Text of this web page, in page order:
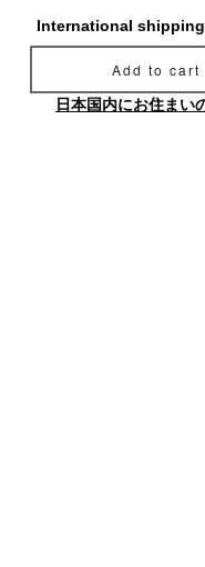
International
Add to cart
日本国内にお住まい